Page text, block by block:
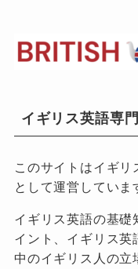
イギリス英語専
このサイトはイギリ
として運営していま
イギリス英語の基礎
イント、イギリス英
中のイギリス人の立